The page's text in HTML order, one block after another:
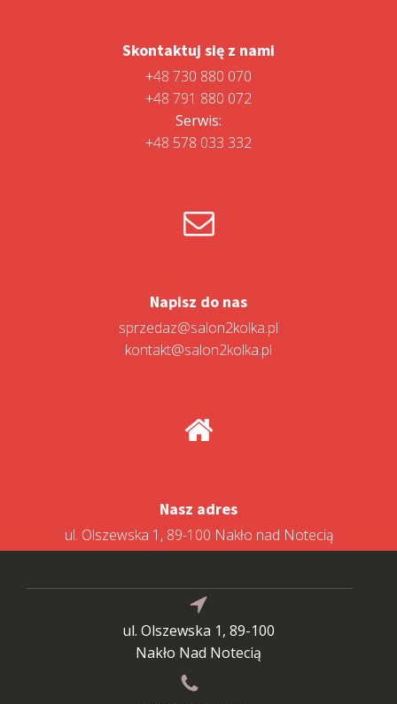
Skontaktuj się z nami
+48 730 880 070
+48 791 880 072
Serwis:
+48 578 033 332
Napisz do nas
sprzedaz@salon2kolka.pl
kontakt@salon2kolka.pl
Nasz adres
ul. Olszewska 1, 89-100 Nakło nad Notecią
ul. Olszewska 1, 89-100
Nakło Nad Notecią